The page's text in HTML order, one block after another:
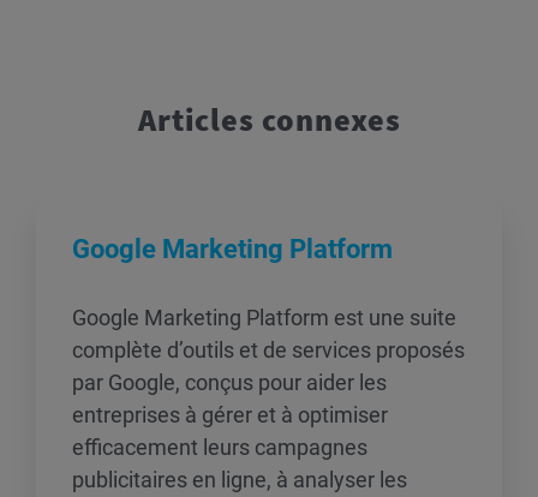
Articles connexes
Google Marketing Platform
Google Marketing Platform est une suite
complète d’outils et de services proposés
par Google, conçus pour aider les
entreprises à gérer et à optimiser
efficacement leurs campagnes
publicitaires en ligne, à analyser les